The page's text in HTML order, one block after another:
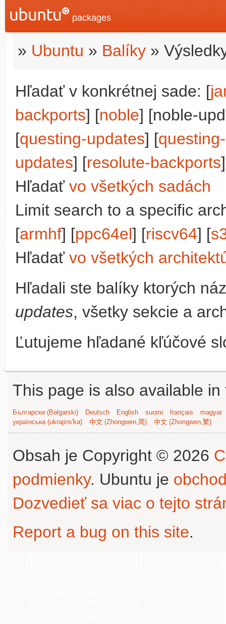
packages
» Ubuntu » Balíky »
Hľadať v konkrétnej sade: [
backports] [noble] [noble-
[questing-updates] [
updates] [resolute-backports
Hľadať vo všetkých sadách
Limit search to a specific
[armhf] [ppc64el] [riscv64] [
Hľadať vo všetkých
Hľadali ste balíky ktorých
updates, všetky sekcie a
Ľutujeme hľadané kľúčové
This page is also available
Български (Bəlgarski) Deutsch English suomi français
magyar
українська (ukrajins'ka)
中文 (Zhongwen,简) 中文 (Zhongwen,繁)
Obsah je Copyright © 2026
podmienky. Ubuntu je
Dozvedieť sa viac o tejto
Report a bug on this site.